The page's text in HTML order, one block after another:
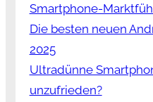
Smartphone-
Die besten neuen
2025
Ultradünne
unzufrieden?